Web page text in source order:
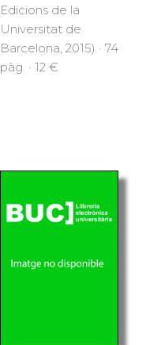
Edicions de la
Universitat de
Barcelona, 2015) · 74
pàg. · 12 €